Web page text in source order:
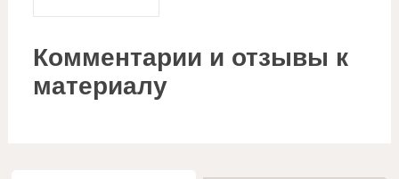
Комментарии и отзывы к
материалу